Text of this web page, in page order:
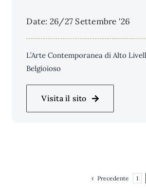
Date: 26/27 Settembre '26
L’Arte Contemporanea di Alto
Belgioioso
Visita il sito
Precedente 1